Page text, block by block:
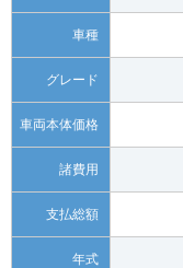
車種
グレード
車両本体価格
諸費用
支払総額
年式